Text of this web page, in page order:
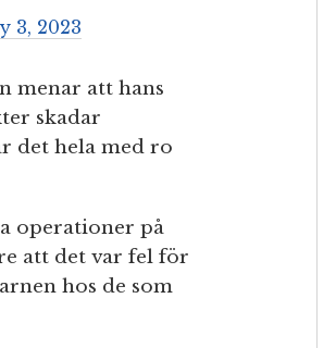
3, 2023
menar att hans
skadar
det hela med ro
operationer på
att det var fel för
hos de som